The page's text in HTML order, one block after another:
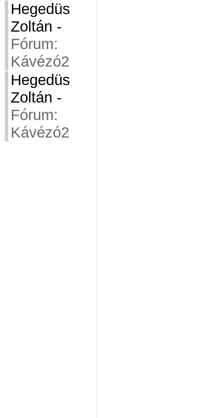
Hegedüs
Zoltán -
Fórum:
Kávézó2
Hegedüs
Zoltán -
Fórum:
Kávézó2